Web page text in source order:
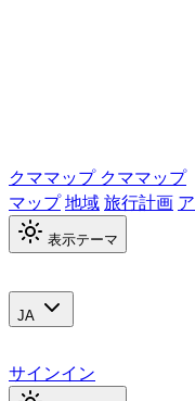
クママップ クママップ
マップ地域旅行計画
表示テーマ
JA
サインイン